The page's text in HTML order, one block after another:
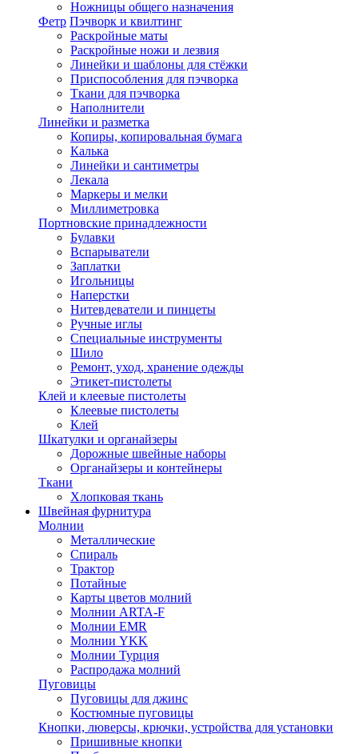
Ножницы общего назначения
Фетр Пэчворк и квилтинг
Раскройные маты
Раскройные ножи и лезвия
Линейки и шаблоны для стёжки
Приспособления для пэчворка
Ткани для пэчворка
Наполнители
Линейки и разметка
Копиры, копировальная бумага
Калька
Линейки и сантиметры
Лекала
Маркеры и мелки
Миллиметровка
Портновские принадлежности
Булавки
Вспарыватели
Заплатки
Игольницы
Наперстки
Нитевдеватели и пинцеты
Ручные иглы
Специальные инструменты
Шило
Ремонт, уход, хранение одежды
Этикет-пистолеты
Клей и клеевые пистолеты
Клеевые пистолеты
Клей
Шкатулки и органайзеры
Дорожные швейные наборы
Органайзеры и контейнеры
Ткани
Хлопковая ткань
Швейная фурнитура
Молнии
Металлические
Спираль
Трактор
Потайные
Карты цветов молний
Молнии ARTA-F
Молнии EMR
Молнии YKK
Молнии Турция
Распродажа молний
Пуговицы
Пуговицы для джинс
Костюмные пуговицы
Кнопки, люверсы, крючки, устройства для установки
Пришивные кнопки